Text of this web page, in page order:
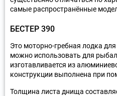
самые распространённые
БЕСТЕР 390
Это моторно-гребная лодка
можно использовать для
изготавливается из
конструкции выполнена при
Толщина листа днища